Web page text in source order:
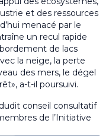
et des ressources
menacé par le
un recul rapide
de lacs
la neige, la perte
des mers, le dégel
a-t-il poursuivi.
conseil consultatif
de l’Initiative